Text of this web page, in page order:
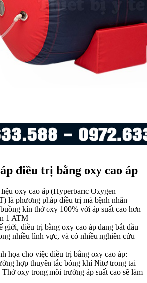
điều trị bằng oxy cao áp
oxy cao áp (Hyperbaric Oxygen
là phương pháp điều trị mà bệnh nhân
kín thở oxy 100% với áp suất cao hơn
1 ATM
giới, điều trị bằng oxy cao áp đang bắt đầu
nhiều lĩnh vực, và có nhiều nghiên cứu
họa cho việc điều trị bằng oxy cao áp:
hợp thuyên tắc bóng khí Nitơ trong tai
Thở oxy trong môi trường áp suất cao sẽ làm